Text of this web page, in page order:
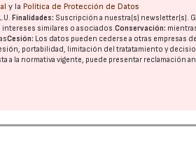
y la Política de Protección de Datos
Finalidades: Suscripción a nuestra(s) newsletter(s).
intereses similares o asociados.Conservación:
Cesión: Los datos pueden cederse a otras empresas
portabilidad, limitación del tratatamiento y
a la normativa vigente, puede presentar reclamación